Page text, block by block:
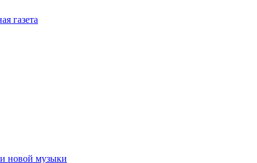
газета
новой музыки